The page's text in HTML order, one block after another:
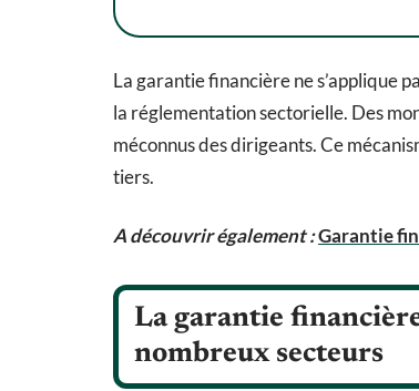
La garantie financière ne s’applique
la réglementation sectorielle. Des
méconnus des dirigeants. Ce
tiers.
A découvrir également :Garantie
La garantie
nombreux secteurs